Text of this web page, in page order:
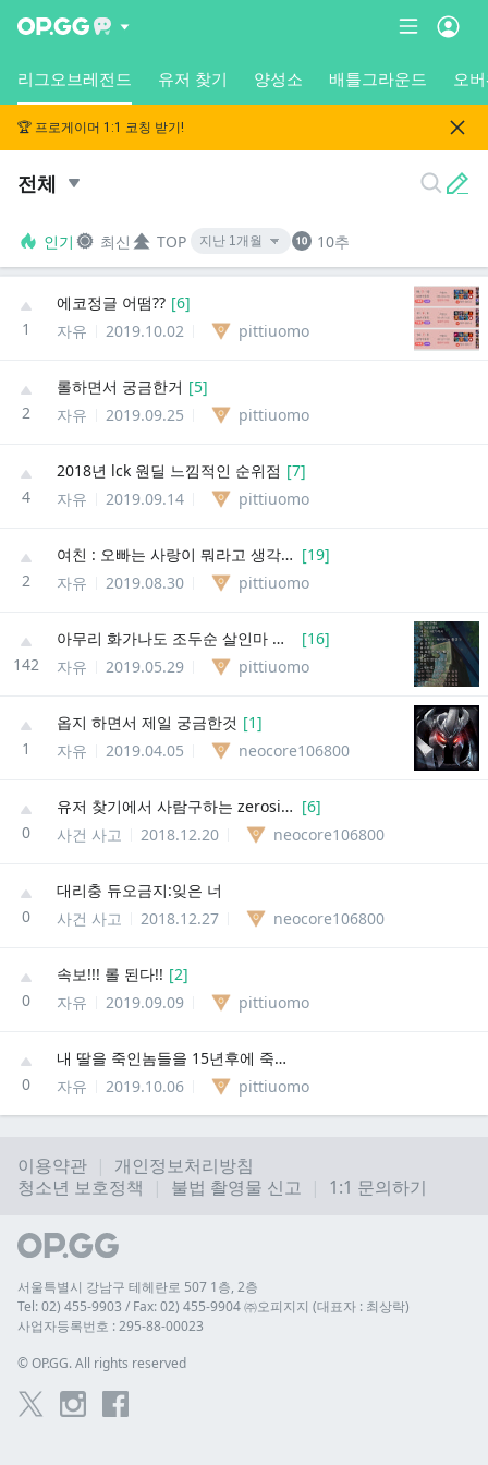
리그오브레전드 유저 찾기 양성소 배틀그라운드 오
🏆 프로게이머 1:1 코칭 받기!
전체
인기 최신 TOP 10추
1
에코정글 어떰?? [6]
자유
2019.10.02 pittiuomo
2
롤하면서 궁금한거 [5]
자유
2019.09.25 pittiuomo
4
2018년 lck 원딜 느낌적인 순위점 [7]
자유
2019.09.14 pittiuomo
2
여친 : 오빠는 사랑이 뭐라고 생각해? [19]
자유
2019.08.30 pittiuomo
142
아무리 화가나도 조두순 살인마 드립이랑 패드립은 치지 맙시다... [16]
자유
2019.05.29 pittiuomo
1
옵지 하면서 제일 궁금한것 [1]
자유
2019.04.05 neocore106800
0
유저 찾기에서 사람구하는 zerosic 이분이랑 절대 하지마세요 [6]
사건 사고
2018.12.20 neocore106800
0
대리충 듀오금지:잊은 너
사건 사고
2018.12.27 neocore106800
0
속보!!! 롤 된다!! [2]
자유
2019.09.09 pittiuomo
0
내 딸을 죽인놈들을 15년후에 죽여주세요
자유
2019.10.06 pittiuomo
이용약관
개인정보처리방침
청소년 보호정책
불법 촬영물 신고 1:1 문의하기
서울특별시 강남구 테헤란로 507 1층, 2층
Tel: 02) 455-9903 / Fax: 02) 455-9904 ㈜오피지지 (대표자 : 최상락)
사업자등록번호 : 295-88-00023
© OP.GG. All rights reserved